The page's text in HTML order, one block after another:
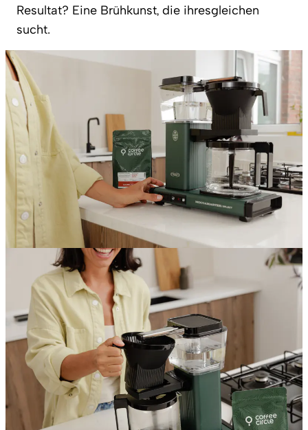
Resultat? Eine Brühkunst, die ihresgleichen
sucht.